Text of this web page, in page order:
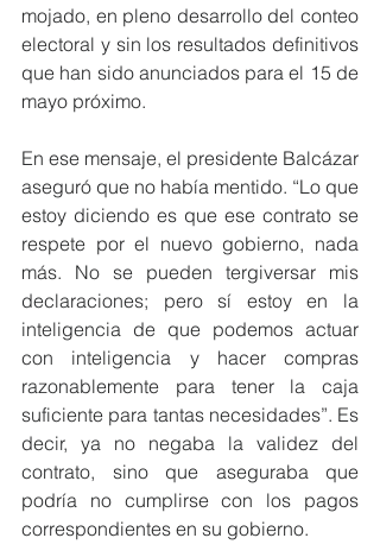
mojado, en pleno desarrollo del conteo
electoral y sin los resultados definitivos
que han sido anunciados para el 15 de
mayo próximo.
En ese mensaje, el presidente Balcázar
aseguró que no había mentido. “Lo que
estoy diciendo es que ese contrato se
respete por el nuevo gobierno, nada
más. No se pueden tergiversar mis
declaraciones; pero sí estoy en la
inteligencia de que podemos actuar
con inteligencia y hacer compras
razonablemente para tener la caja
suficiente para tantas necesidades”. Es
decir, ya no negaba la validez del
contrato, sino que aseguraba que
podría no cumplirse con los pagos
correspondientes en su gobierno.